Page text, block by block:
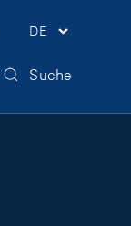
DE
Suche